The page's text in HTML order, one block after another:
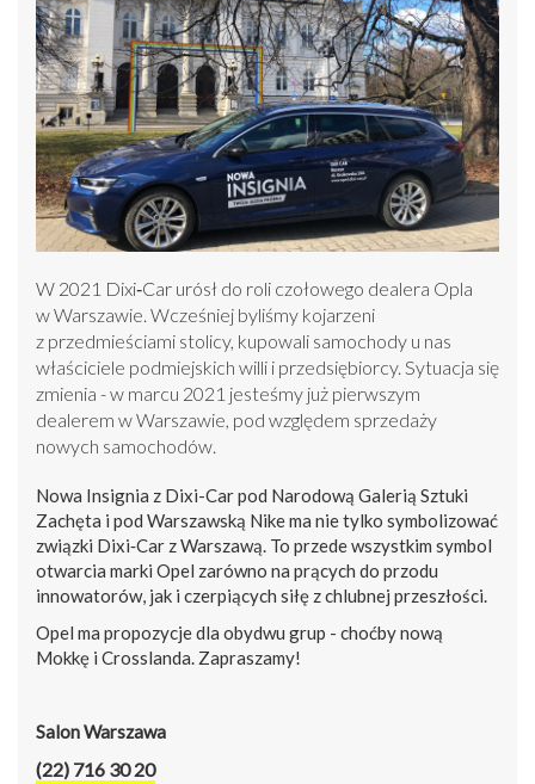
W 2021 Dixi‑Car urósł do roli czołowego dealera Opla
w Warszawie. Wcześniej byliśmy kojarzeni
z przedmieściami stolicy, kupowali samochody u nas
właściciele podmiejskich willi i przedsiębiorcy. Sytuacja się
zmienia - w marcu 2021 jesteśmy już pierwszym
dealerem w Warszawie, pod względem sprzedaży
nowych samochodów.
Nowa Insignia z Dixi-Car pod Narodową Galerią Sztuki
Zachęta i pod Warszawską Nike ma nie tylko symbolizować
związki Dixi‑Car z Warszawą. To przede wszystkim symbol
otwarcia marki Opel zarówno na prących do przodu
innowatorów, jak i czerpiących siłę z chlubnej przeszłości.
Opel ma propozycje dla obydwu grup - choćby nową
Mokkę i Crosslanda. Zapraszamy!
Salon Warszawa
(22) 716 30 20